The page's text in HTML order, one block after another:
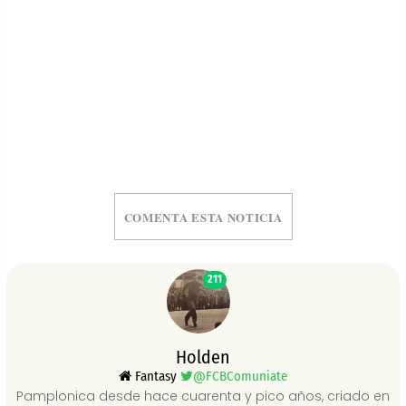
COMENTA ESTA NOTICIA
211
Holden
Fantasy @FCBComuniate
Pamplonica desde hace cuarenta y pico años, criado en